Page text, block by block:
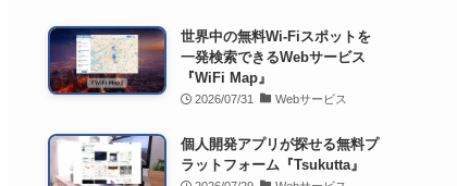
世界中の無料Wi-Fiスポットを
一発検索できるWebサービス
『WiFi Map』
2026/07/31 Webサービス
個人開発アプリが探せる無料プ
ラットフォーム『Tsukutta』